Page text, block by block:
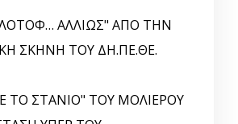
ΑΛΛΙΩΣ" ΑΠΟ ΤΗΝ
ΣΚΗΝΗ ΤΟΥ ΔΗ.ΠΕ.ΘΕ.
ΤΟ ΣΤΑΝΙΟ" ΤΟΥ ΜΟΛΙΕΡΟΥ